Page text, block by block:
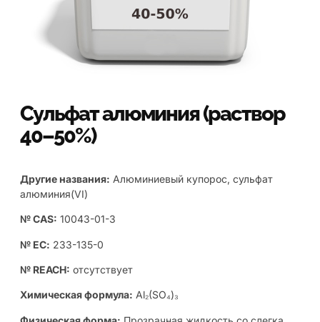
Сульфат алюминия (раствор
40–50%)
Другие названия: Aлюминиевый купорос, сульфат
алюминия(VI)
№ CAS: 10043-01-3
№ ЕС: 233-135-0
№ REACH: отсутствует
Химическая формула: Al₂(SO₄)₃